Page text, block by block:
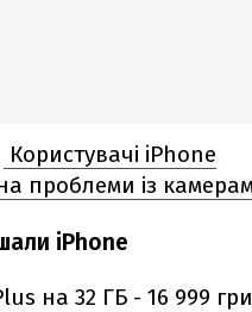
Користувачі iPhone
проблеми із
iPhone
на 32 ГБ - 16 999